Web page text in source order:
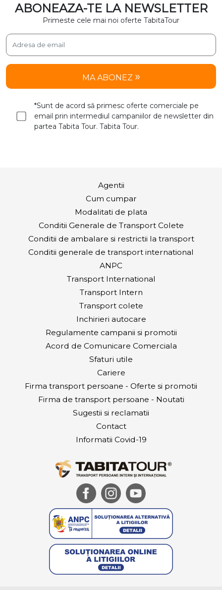
ABONEAZA-TE LA NEWSLETTER
Primeste cele mai noi oferte TabitaTour
MA ABONEZ
*Sunt de acord să primesc oferte comerciale pe
email prin intermediul campaniilor de newsletter din
partea Tabita Tour. Tabita Tour.
Agentii
Cum cumpar
Modalitati de plata
Conditii Generale de Transport Colete
Conditii de ambalare si restrictii la transport
Conditii generale de transport international
ANPC
Transport International
Transport Intern
Transport colete
Inchirieri autocare
Regulamente campanii si promotii
Acord de Comunicare Comerciala
Sfaturi utile
Cariere
Firma transport persoane - Oferte si promotii
Firma de transport persoane - Noutati
Sugestii si reclamatii
Contact
Informatii Covid-19